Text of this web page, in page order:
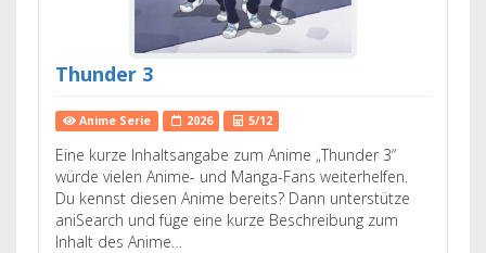
Thunder 3
Anime Serie 2026 5/12
Eine kurze Inhaltsangabe zum Anime „Thunder 3“
würde vielen Anime- und Manga-Fans weiterhelfen.
Du kennst diesen Anime bereits? Dann unterstütze
aniSearch und füge eine kurze Beschreibung zum
Inhalt des Anime…